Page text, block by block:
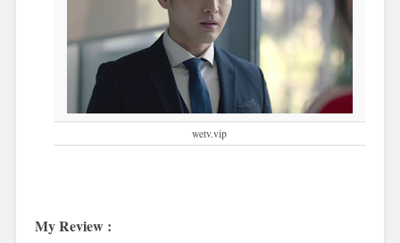
wetv.vip
My Review :